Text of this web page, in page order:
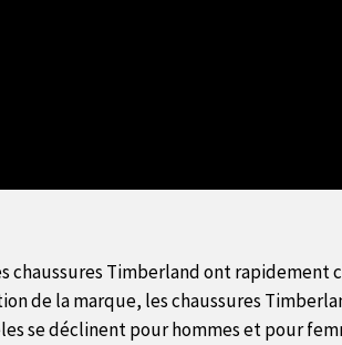
chaussures Timberland ont
de la marque, les chaussures
se déclinent pour hommes et pour